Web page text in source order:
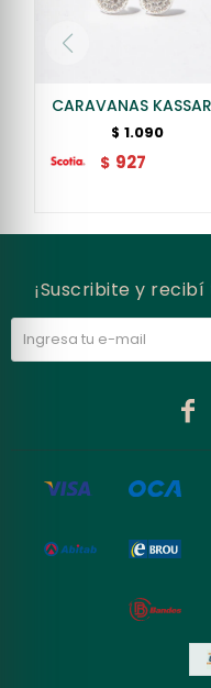
CARAVANAS
$ 1.090
$ 927
¡Suscribite y
